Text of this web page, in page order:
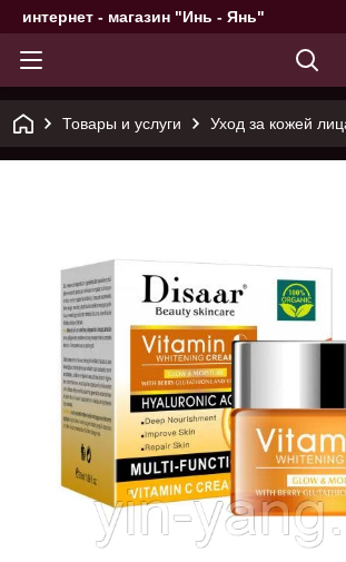
интернет - магазин "Инь - Янь"
Товары и услуги Уход за кожей